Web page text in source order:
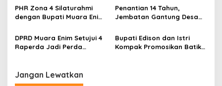
Perkokoh Persatuan dan
Kawal Pembangunan
di Masjid Agung
PHR Zona 4 Silaturahmi
dengan Bupati Muara Enim
Sinergi Dukung Ketahanan
Energi Nasional
Penantian 14 Tahun,
Jembatan Gantung Desa
DPRD Muara Enim Setujui 4
Raperda Jadi Perda
Bupati Edison dan Istri
Kompak Promosikan Batik
Jangan Lewatkan